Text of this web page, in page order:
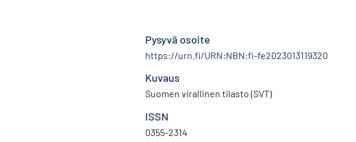
Pysyvä osoite
https://urn.fi/URN:NBN:fi-fe2023013119320
Kuvaus
Suomen virallinen tilasto (SVT)
ISSN
0355-2314